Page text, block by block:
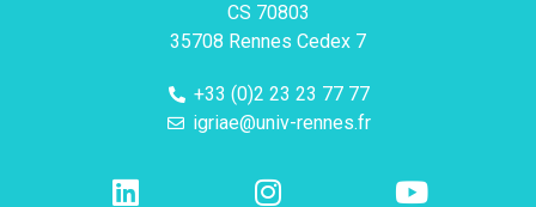
CS 70803
35708 Rennes Cedex 7
+33 (0)2 23 23 77 77
igriae@univ-rennes.fr